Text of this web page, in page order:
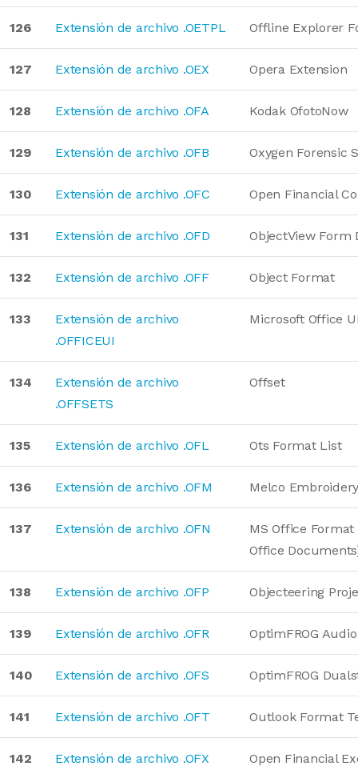
126 Extensión de archivo .OETPL Offline Explorer
127 Extensión de archivo .OEX Opera Extension
128 Extensión de archivo .OFA Kodak OfotoNow
129 Extensión de archivo .OFB Oxygen Forensic
130 Extensión de archivo .OFC Open Financial
131 Extensión de archivo .OFD ObjectView Form
132 Extensión de archivo .OFF Object Format
133
Extensión de archivo
.OFFICEUI
Microsoft Office
134
Extensión de archivo
.OFFSETS
Offset
135 Extensión de archivo .OFL Ots Format List
136 Extensión de archivo .OFM Melco
137 Extensión de archivo .OFN
MS Office Format
Office
138 Extensión de archivo .OFP Objecteering
139 Extensión de archivo .OFR OptimFROG
140 Extensión de archivo .OFS OptimFROG
141 Extensión de archivo .OFT Outlook Format
142 Extensión de archivo .OFX Open Financial